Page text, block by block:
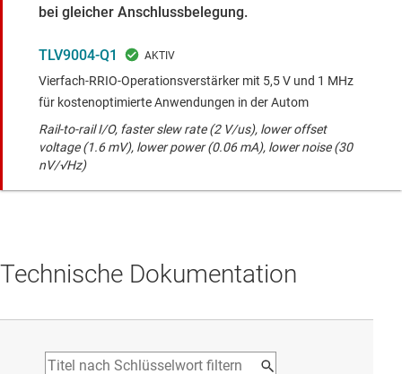
bei gleicher Anschlussbelegung.
TLV9004-Q1
Vierfach-RRIO-Operationsverstärker mit 5,5 V und 1 MHz
für kostenoptimierte Anwendungen in der Autom
Rail-to-rail I/O, faster slew rate (2 V/us), lower offset
voltage (1.6 mV), lower power (0.06 mA), lower noise (30
nV/√Hz)
Technische Dokumentation